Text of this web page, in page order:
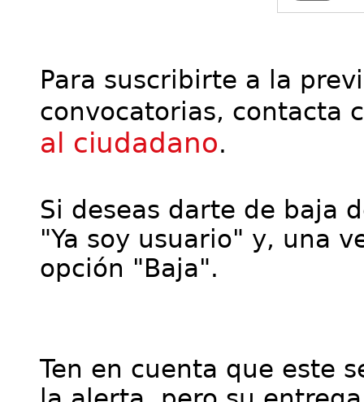
Para suscribirte a la
convocatorias, contacta
al ciudadano.
Si deseas darte de baja
"Ya soy usuario" y, una
opción "Baja".
Ten en cuenta que este